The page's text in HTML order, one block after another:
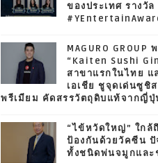
ของประเทศ รางวัล
MAGURO GROUP
“Kaiten Sushi
สาขาแรกในไทย แ
เอเชีย ชูจุดเด่นซูชิ
พรีเมียม คัดสรรวัตถุดิบแท้จากญี่
“ไข้หวัดใหญ่” ใกล้
ป้องกันด้วยวัคซีน ปั
ทั้งชนิดพ่นจมูกและ